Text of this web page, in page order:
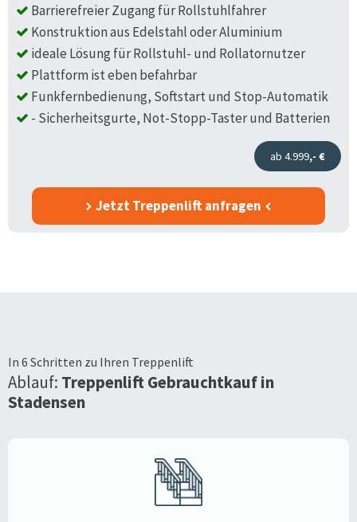
Barrierefreier Zugang für Rollstuhlfahrer
Konstruktion aus Edelstahl oder Aluminium
ideale Lösung für Rollstuhl- und Rollatornutzer
Plattform ist eben befahrbar
Funkfernbedienung, Softstart und Stop-Automatik
- Sicherheitsgurte, Not-Stopp-Taster und Batterien
ab 4.999,- €
Jetzt Treppenlift anfragen
In 6 Schritten zu Ihren Treppenlift
Ablauf: Treppenlift Gebrauchtkauf in
Stadensen